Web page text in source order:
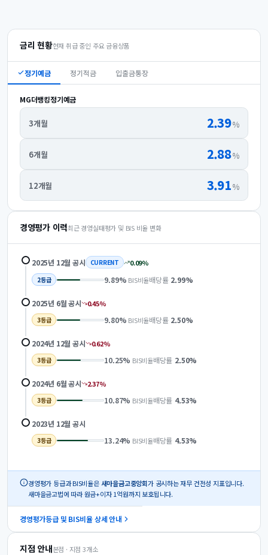
금리 현황현재 취급 중인 주요 금융상품
정기예금 정기적금 입출금통장
MG더뱅킹정기예금
3개월 2.39%
6개월 2.88%
12개월 3.91%
경영평가 이력최근 경영실태평가 및 BIS 비율 변화
2025년 12월 공시 CURRENT 0.09%
2등급 9.89% BIS비율배당률 2.99%
2025년 6월공시 0.45%
3등급 9.80% BIS비율배당률 2.50%
2024년 12월 공시 0.62%
3등급 10.25% BIS비율배당률 2.50%
2024년 6월공시 2.37%
3등급 10.87% BIS비율배당률 4.53%
2023년 12월 공시
3등급 13.24% BIS비율배당률 4.53%
경영평가 등급과 BIS비율은 새마을금고중앙회가 공시하는 재무 건전성 지표입니다.
새마을금고법에 따라 원금+이자 1억원까지 보호됩니다.
경영평가등급 및 BIS비율 상세 안내
지점 안내본점 · 지점 3개소